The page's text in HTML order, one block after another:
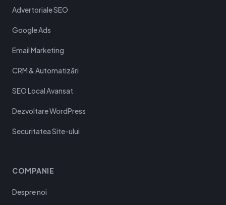
Advertoriale SEO
Google Ads
Email Marketing
CRM & Automatizări
SEO Local Avansat
Dezvoltare WordPress
Securitatea Site-ului
COMPANIE
Despre noi